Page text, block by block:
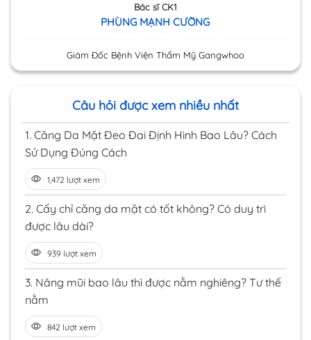
Bác sĩ CK1
PHÙNG MẠNH CƯỜNG
Giám Đốc Bệnh Viện Thẩm Mỹ Gangwhoo
Câu hỏi được xem nhiều nhất
1. Căng Da Mặt Đeo Đai Định Hình Bao Lâu? Cách
Sử Dụng Đúng Cách
1,472 lượt xem
2. Cấy chỉ căng da mặt có tốt không? Có duy trì
được lâu dài?
939 lượt xem
3. Nâng mũi bao lâu thì được nằm nghiêng? Tư thế
nằm
842 lượt xem